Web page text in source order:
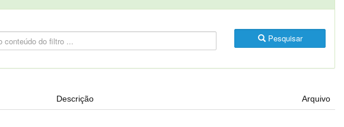
Pesquisar
Descrição Arquivo